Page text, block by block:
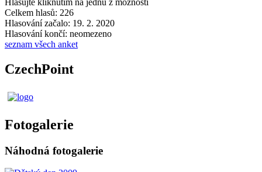
Hlasujte kliknutím na jednu z možností
Celkem hlasů: 226
Hlasování začalo: 19. 2. 2020
Hlasování končí: neomezeno
seznam všech anket
CzechPoint
Fotogalerie
Náhodná fotogalerie